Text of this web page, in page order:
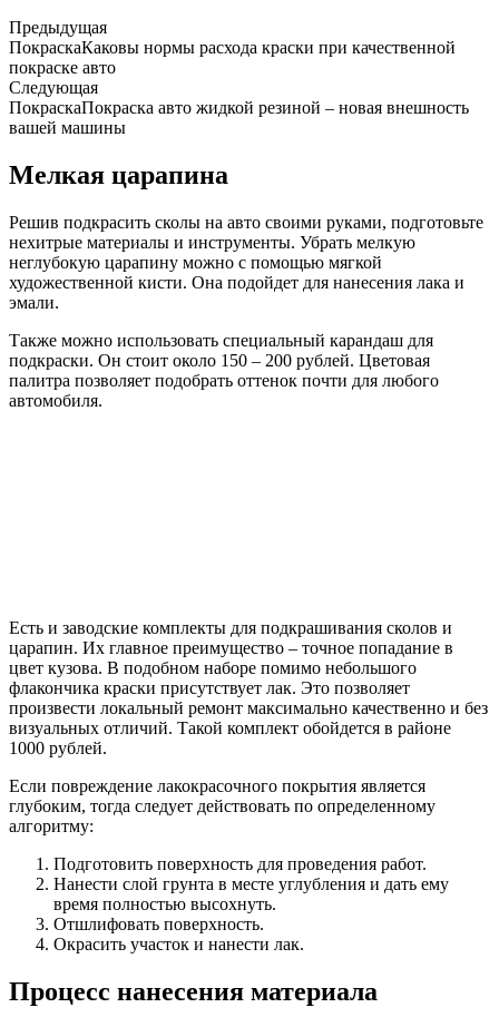
Предыдущая
ПокраскаКаковы нормы расхода краски при качественной
покраске авто
Следующая
ПокраскаПокраска авто жидкой резиной – новая внешность
вашей машины
Мелкая царапина
Решив подкрасить сколы на авто своими руками, подготовьте
нехитрые материалы и инструменты. Убрать мелкую
неглубокую царапину можно с помощью мягкой
художественной кисти. Она подойдет для нанесения лака и
эмали.
Также можно использовать специальный карандаш для
подкраски. Он стоит около 150 – 200 рублей. Цветовая
палитра позволяет подобрать оттенок почти для любого
автомобиля.
Есть и заводские комплекты для подкрашивания сколов и
царапин. Их главное преимущество – точное попадание в
цвет кузова. В подобном наборе помимо небольшого
флакончика краски присутствует лак. Это позволяет
произвести локальный ремонт максимально качественно и без
визуальных отличий. Такой комплект обойдется в районе
1000 рублей.
Если повреждение лакокрасочного покрытия является
глубоким, тогда следует действовать по определенному
алгоритму:
Подготовить поверхность для проведения работ.
Нанести слой грунта в месте углубления и дать ему
время полностью высохнуть.
Отшлифовать поверхность.
Окрасить участок и нанести лак.
Процесс нанесения материала